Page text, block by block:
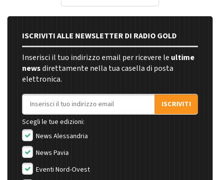
ISCRIVITI ALLE NEWSLETTER DI RADIO GOLD
Inserisci il tuo indirizzo email per ricevere le ultime
newsdirettamente nella tua casella di posta
elettronica.
Indirizzo email
ISCRIVITI
Scegli le tue edizioni:
News Alessandria
News Pavia
Eventi Nord-Ovest